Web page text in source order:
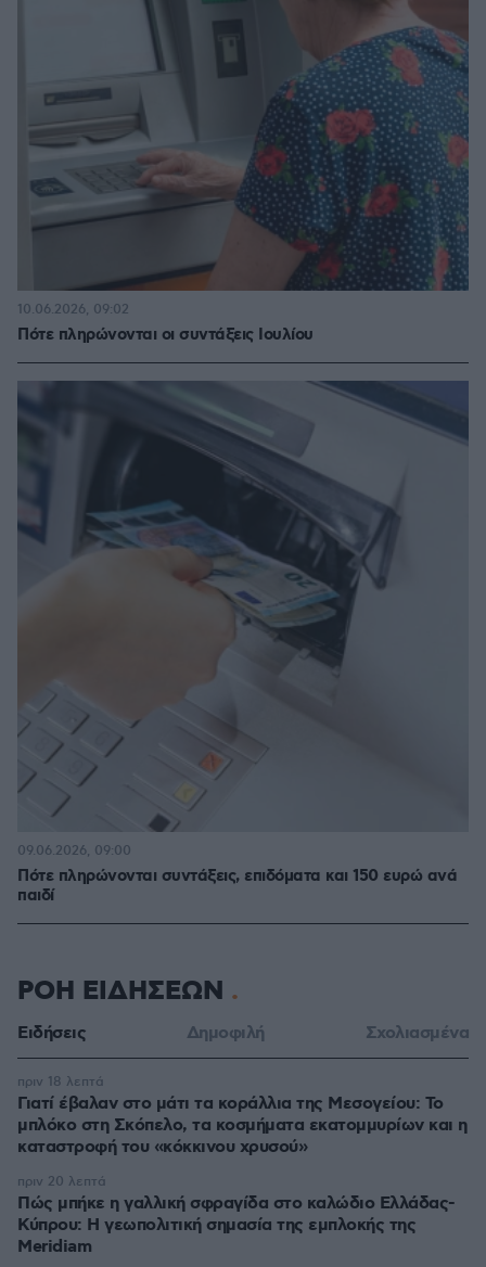
Πότε πληρώνονται οι συντάξεις Ιουλίου
10.06.2026, 09:02
Πότε πληρώνονται συντάξεις, επιδόματα και 150 ευρώ ανά
παιδί
09.06.2026, 09:00
ΡΟΗ ΕΙΔΗΣΕΩΝ
Ειδήσεις Δημοφιλή Σχολιασμένα
Γιατί έβαλαν στο μάτι τα κοράλλια της Μεσογείου: Το
μπλόκο στη Σκόπελο, τα κοσμήματα εκατομμυρίων και η
καταστροφή του «κόκκινου χρυσού»
πριν 18 λεπτά
Πώς μπήκε η γαλλική σφραγίδα στο καλώδιο Ελλάδας-
Κύπρου: Η γεωπολιτική σημασία της εμπλοκής της
Meridiam
πριν 20 λεπτά